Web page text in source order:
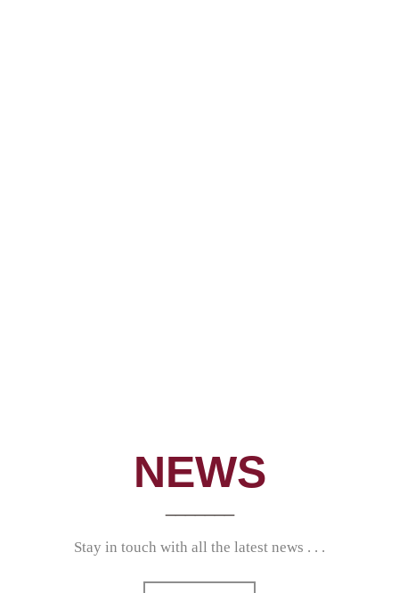
NEWS
Stay in touch with all the latest news . . .